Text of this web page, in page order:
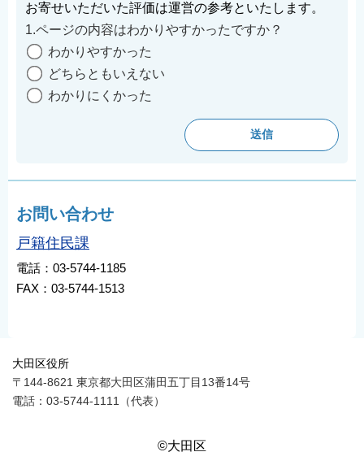
お寄せいただいた評価は運営の参考といたします。
1.ページの内容はわかりやすかったですか？
わかりやすかった
どちらともいえない
わかりにくかった
お問い合わせ
戸籍住民課
電話：03-5744-1185
FAX：03-5744-1513
大田区役所
〒144-8621 東京都大田区蒲田五丁目13番14号
電話：03-5744-1111（代表）
©大田区